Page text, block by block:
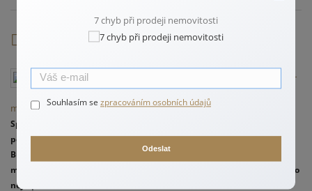
Erik Fáček –
váš realitní
makléř pro jižní Čechy
Specializuji se na prodej a pronájem bytů, rodinných domů a
pozemků především v Jihočeském kraji, zejména v Českých
Budějovicích, Táboře a jejich okolí. Každou nemovitost připravuji s
maximální pečlivostí a prezentuji ji tak, aby zaujala a prodala se za co
nejlepší cenu.
7 chyb při prodeji nemovitosti
Souhlasím se zpracováním osobních údajů
Odeslat